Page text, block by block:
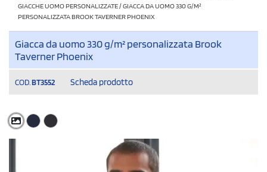
GIACCHE UOMO PERSONALIZZATE/GIACCA DA UOMO 330 G/M²
PERSONALIZZATA BROOK TAVERNER PHOENIX
Giacca da uomo 330 g/m² personalizzata Brook
Taverner Phoenix
COD. BT3552 Scheda prodotto